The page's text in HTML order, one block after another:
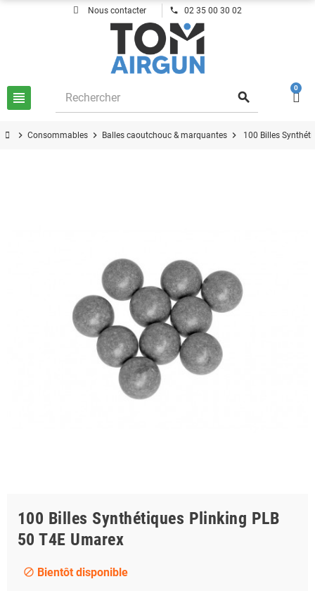
Nous contacter phone 02 35 00 30 02
view_headline search
0
chevron_right Consommables chevron_right Balles caoutchouc & marquantes chevron_right 100 Billes
100 Billes Synthétiques Plinking PLB
50 T4E Umarex
block Bientôt disponible